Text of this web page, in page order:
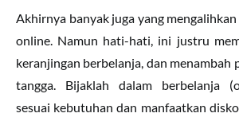
Akhirnya banyak juga yang
online. Namun hati-hati, ini justru
keranjingan berbelanja, dan menambah
tangga. Bijaklah dalam berbelanja
sesuai kebutuhan dan manfaatkan